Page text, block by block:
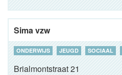
Sima vzw
ONDERWIJS JEUGD SOCIAAL
Brialmontstraat 21